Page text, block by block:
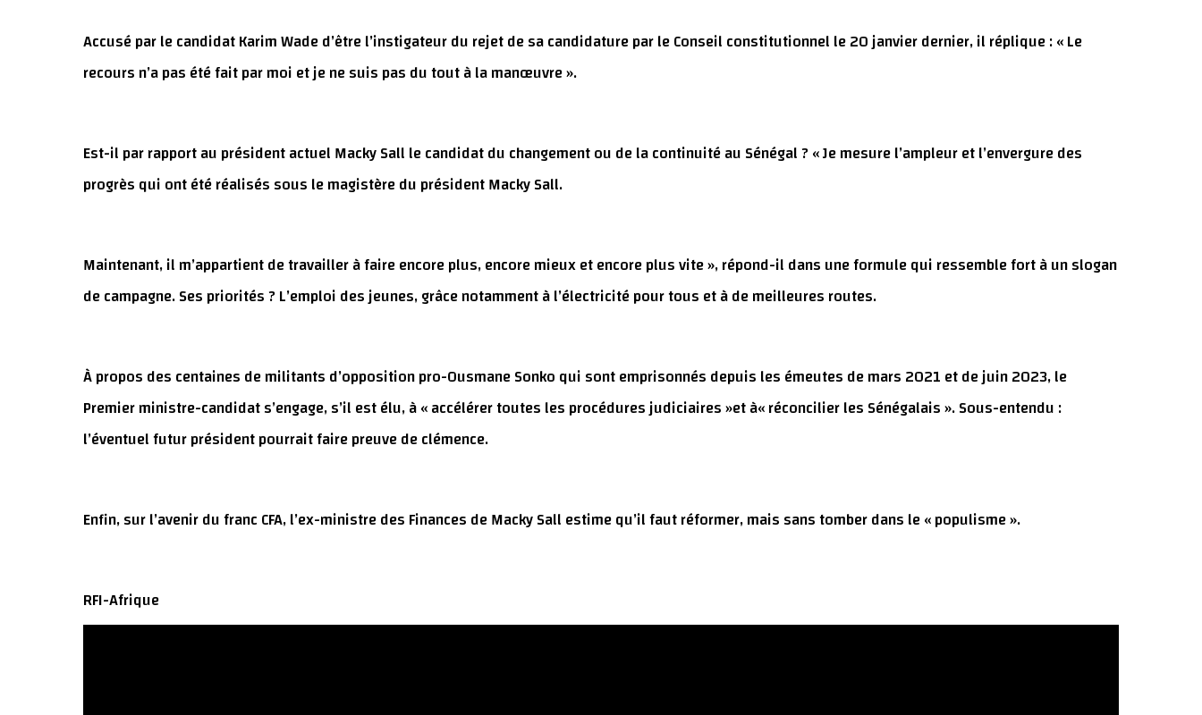
Accusé par le candidat Karim Wade d’être l’instigateur du rejet de sa candidature par le Conseil constitutionnel le 20 janvier dernier, il réplique : « Le
recours n’a pas été fait par moi et je ne suis pas du tout à la manœuvre ».
Est-il par rapport au président actuel Macky Sall le candidat du changement ou de la continuité au Sénégal ? « Je mesure l’ampleur et l’envergure des
progrès qui ont été réalisés sous le magistère du président Macky Sall.
Maintenant, il m’appartient de travailler à faire encore plus, encore mieux et encore plus vite », répond-il dans une formule qui ressemble fort à un slogan
de campagne. Ses priorités ? L’emploi des jeunes, grâce notamment à l’électricité pour tous et à de meilleures routes.
À propos des centaines de militants d’opposition pro-Ousmane Sonko qui sont emprisonnés depuis les émeutes de mars 2021 et de juin 2023, le
Premier ministre-candidat s’engage, s’il est élu, à « accélérer toutes les procédures judiciaires »et à« réconcilier les Sénégalais ». Sous-entendu :
l’éventuel futur président pourrait faire preuve de clémence.
Enfin, sur l’avenir du franc CFA, l’ex-ministre des Finances de Macky Sall estime qu’il faut réformer, mais sans tomber dans le « populisme ».
RFI-Afrique